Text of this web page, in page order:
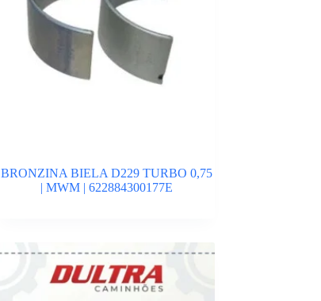
BRONZINA BIELA D229 TURBO 0,75
| MWM | 622884300177E